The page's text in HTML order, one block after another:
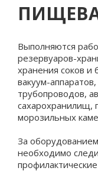
Выполняются
резервуаров-
хранения соков и
вакуум-
трубопроводов,
сахарохранилищ,
морозильных
За
необходимо